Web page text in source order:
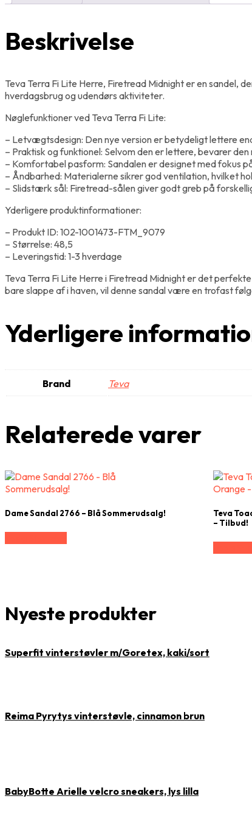
Beskrivelse
Teva Terra Fi Lite Herre, Firetread Midnight er en sandel,
hverdagsbrug og udendørs aktiviteter.
Nøglefunktioner ved Teva Terra Fi Lite:
– Letvægtsdesign: Den nye version er betydeligt lettere
– Praktisk og funktionel: Selvom den er lettere, bevarer
– Komfortabel pasform: Sandalen er designet med fokus
– Åndbarhed: Materialerne sikrer god ventilation, hvilket
– Slidstærk sål: Firetread-sålen giver godt greb på
Yderligere produktinformationer:
– Produkt ID: 102-1001473-FTM_9079
– Størrelse: 48,5
– Leveringstid: 1-3 hverdage
Teva Terra Fi Lite Herre i Firetread Midnight er det
bare slappe af i haven, vil denne sandal være en trofast
Yderligere
Brand Teva
Relaterede varer
Dame Sandal 2766 – Blå Sommerudsalg!
Teva
– Tilbud!
Nyeste produkter
Superfit vinterstøvler m/Goretex, kaki/sort
Reima Pyrytys vinterstøvle, cinnamon brun
BabyBotte Arielle velcro sneakers, lys lilla